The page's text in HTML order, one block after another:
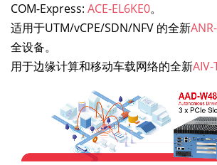
COM-Express: ACE-EL6KE0。
适用于UTM/vCPE/SDN/NFV 的全新
全设备。
用于边缘计算和移动车载网络的全新AIV-